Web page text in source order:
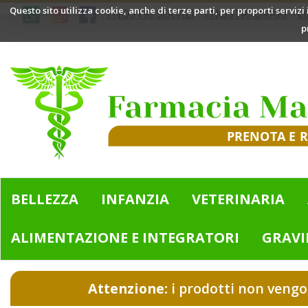
Passa
Questo sito utilizza cookie, anche di terze parti, per proporti
I NOSTRI SERVIZI I NOSTRI ORARI
Mazzini
Bologna
BELLEZZA INFANZIA VETERINARIA
ALIMENTAZIONE E INTEGRATORI
Attenzione: i prodotti non